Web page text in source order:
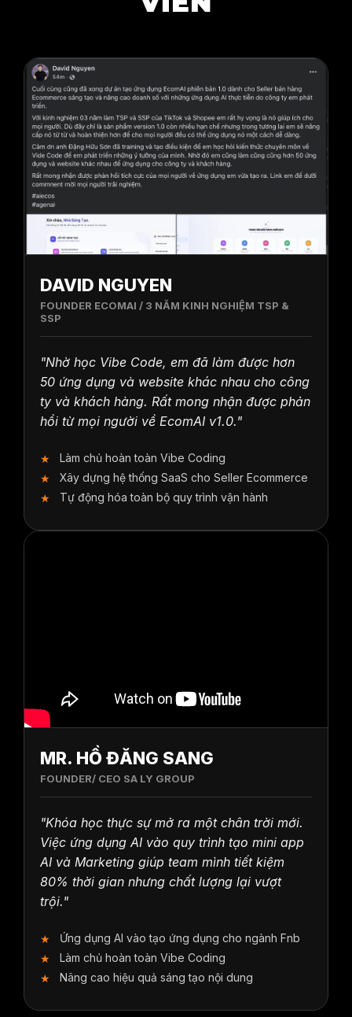
DAVID NGUYEN
FOUNDER ECOMAI / 3 NĂM KINH NGHIỆM TSP &
SSP
"Nhờ học Vibe Code, em đã làm được hơn
50 ứng dụng và website khác nhau cho công
ty và khách hàng. Rất mong nhận được phản
hồi từ mọi người về EcomAI v1.0."
Làm chủ hoàn toàn Vibe Coding
Xây dựng hệ thống SaaS cho Seller Ecommerce
Tự động hóa toàn bộ quy trình vận hành
MR. HỒ ĐĂNG SANG
FOUNDER/ CEO SA LY GROUP
"Khóa học thực sự mở ra một chân trời mới.
Việc ứng dụng AI vào quy trình tạo mini app
AI và Marketing giúp team mình tiết kiệm
80% thời gian nhưng chất lượng lại vượt
trội."
Ứng dụng AI vào tạo ứng dụng cho ngành Fnb
Làm chủ hoàn toàn Vibe Coding
Nâng cao hiệu quả sáng tạo nội dung